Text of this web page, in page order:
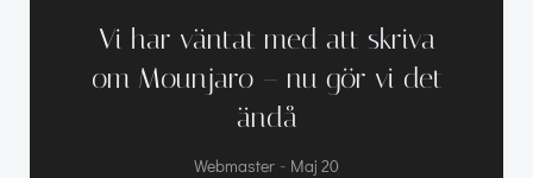
Vi har väntat med att skriva
om Mounjaro – nu gör vi det
ändå
Webmaster - Maj 20